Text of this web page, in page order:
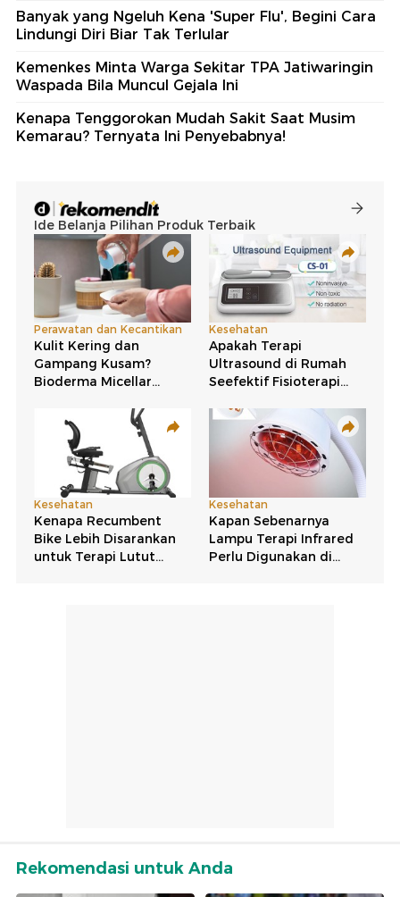
Banyak yang Ngeluh Kena 'Super Flu', Begini Cara
Lindungi Diri Biar Tak Terlular
Kemenkes Minta Warga Sekitar TPA Jatiwaringin
Waspada Bila Muncul Gejala Ini
Kenapa Tenggorokan Mudah Sakit Saat Musim
Kemarau? Ternyata Ini Penyebabnya!
Rekomendasi untuk Anda